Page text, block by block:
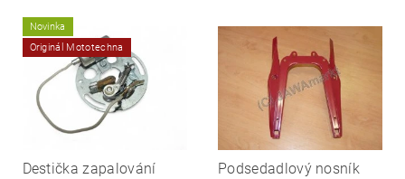
Novinka
Originál Mototechna
Destička zapalování
Podsedadlový nosník